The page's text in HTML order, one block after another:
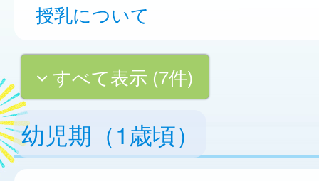
授乳について
すべて表示 (7件)
幼児期（1歳頃）